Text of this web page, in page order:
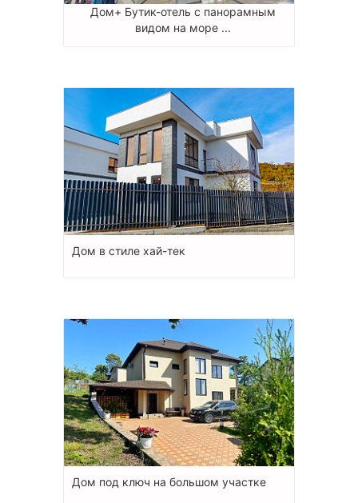
Дом+ Бутик-отель с панорамным
видом на море ...
Дом в стиле хай-тек
Дом под ключ на большом участке